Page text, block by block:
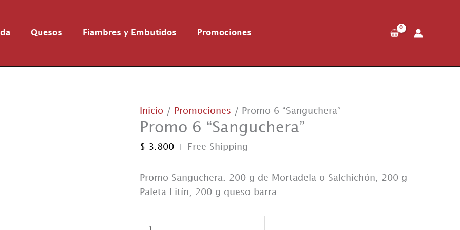
Quesos Fiambres y Embutidos Promociones
Inicio / Promociones / Promo 6 “Sanguchera”
Promo 6 “Sanguchera”
$ 3.800 + Free Shipping
Promo Sanguchera. 200 g de Mortadela o Salchichón, 200 g
Paleta Litín, 200 g queso barra.